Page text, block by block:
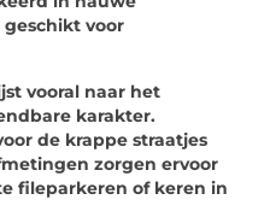
vooral naar het
karakter.
de krappe straatjes
zorgen ervoor
fileparkeren of keren in